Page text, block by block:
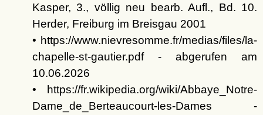
Kasper, 3., völlig neu bearb. Aufl., Bd. 10.
Herder, Freiburg im Breisgau 2001
• https://www.nievresomme.fr/medias/files/la-
chapelle-st-gautier.pdf - abgerufen am
10.06.2026
• https://fr.wikipedia.org/wiki/Abbaye_Notre-
Dame_de_Berteaucourt-les-Dames -